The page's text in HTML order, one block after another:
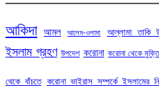
আকিদা আমল আলেম-ওলামা আল্লামা তাকি
ইসলাম গ্রহণ উপদেশ করোনা করোনা থেকে
থেকে বাঁচতে করোনা ভাইরাস সম্পর্কে ইসলামের